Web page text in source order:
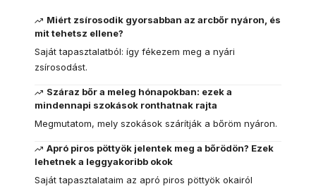
Miért zsírosodik gyorsabban az arcbőr nyáron, és
mit tehetsz ellene?
Saját tapasztalatból: így fékezem meg a nyári
zsírosodást.
Száraz bőr a meleg hónapokban: ezek a
mindennapi szokások ronthatnak rajta
Megmutatom, mely szokások szárítják a bőröm nyáron.
Apró piros pöttyök jelentek meg a bőrödön? Ezek
lehetnek a leggyakoribb okok
Saját tapasztalataim az apró piros pöttyök okairól